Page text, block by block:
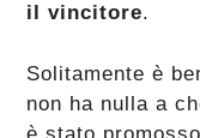
il vincitore.
Solitamente è
non ha nulla a